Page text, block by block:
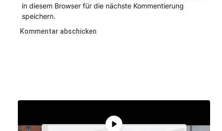
in diesem Browser für die nächste Kommentierung
speichern.